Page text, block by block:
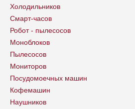
Холодильников
Смарт-часов
Робот - пылесосов
Моноблоков
Пылесосов
Мониторов
Посудомоечных машин
Кофемашин
Наушников